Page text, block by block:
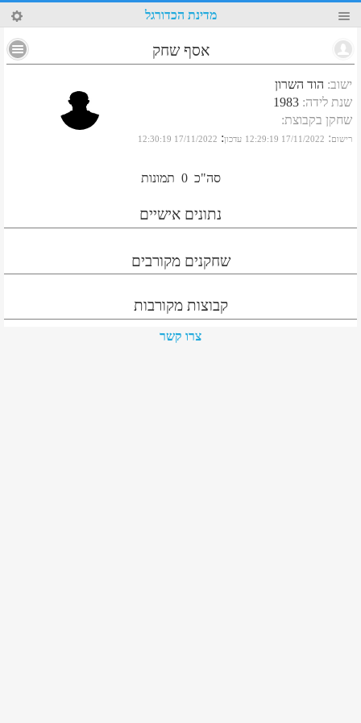
78 מדינת הכדורגל
אסף שחק
ישוב: הוד השרון
שנת לידה:
1983
שחקן בקבוצת:
רישום:
17/11/2022 12:29:19 עדכון:
17/11/2022 12:30:19
סה"כ 0 תמונות
נתונים אישיים
שחקנים מקורבים
קבוצות מקורבות
צרו קשר